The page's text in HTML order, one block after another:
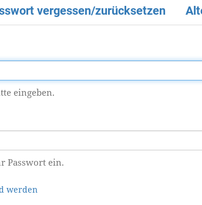
vergessen/zurücksetzen
eingeben.
Passwort ein.
werden